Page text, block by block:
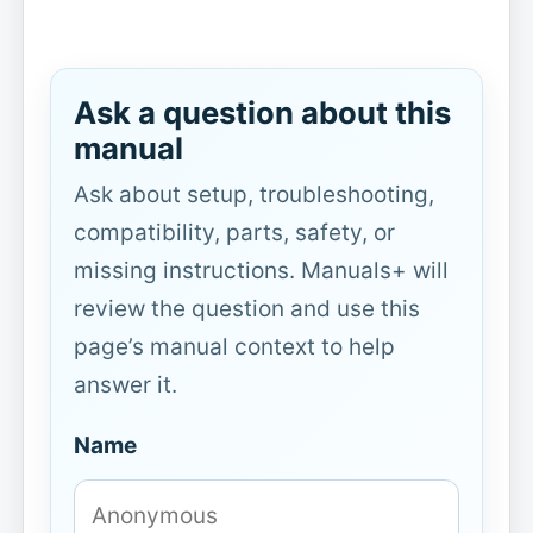
Ask a question about this
manual
Ask about setup, troubleshooting,
compatibility, parts, safety, or
missing instructions. Manuals+ will
review the question and use this
page’s manual context to help
answer it.
Name